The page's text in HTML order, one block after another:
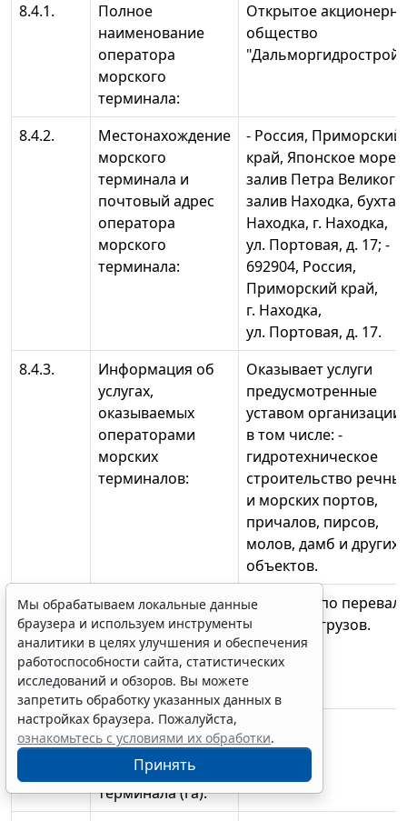
8.4.1.
Полное
наименование
оператора
морского
терминала:
Открытое
общество
"Дальморгидрострой"
8.4.2.
Местонахождение
морского
терминала и
почтовый адрес
оператора
морского
терминала:
- Россия, Приморский
край, Японское море,
залив Петра Великого,
залив Находка, бухта
Находка, г. Находка,
ул. Портовая, д. 17; -
692904, Россия,
Приморский край,
г. Находка,
ул. Портовая, д. 17.
8.4.3.
Информация об
услугах,
оказываемых
операторами
морских
терминалов:
Оказывает услуги
предусмотренные
уставом организации,
в том числе: -
гидротехническое
строительство
и морских портов,
причалов, пирсов,
молов, дамб и других
объектов.
8.4.4.
Основные
технические
характеристики
морского
терминала:
Терминал по
инертных грузов.
8.4.4.1.
Площадь
территории
морского
терминала (га):
Мы обрабатываем локальные данные
браузера и используем инструменты
аналитики в целях улучшения и обеспечения
работоспособности сайта, статистических
исследований и обзоров. Вы можете
запретить обработку указанных данных в
настройках браузера. Пожалуйста,
ознакомьтесь с условиями их обработки.
Принять